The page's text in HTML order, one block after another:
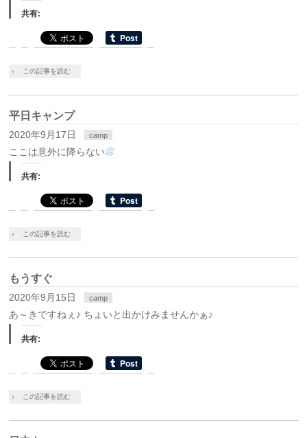
共有:
この記事を読む
平日キャンプ
2020年9月17日 camp
ここは意外に降らない
共有:
この記事を読む
もうすぐ
2020年9月15日 camp
あ～きですねぇ♪ ちょいと出かけみませんかぁ♪
共有:
この記事を読む